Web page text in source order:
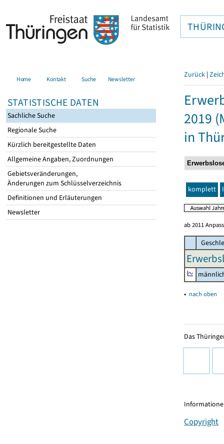
Home Kontakt Suche Newsletter
STATISTISCHE DATEN
Sachliche Suche
Regionale Suche
Kürzlich bereitgestellte Daten
Allgemeine Angaben, Zuordnungen
Gebietsveränderungen,
Änderungen zum Schlüsselverzeichnis
Definitionen und Erläuterungen
Newsletter
Zurück |
2019
in
komplett
ab 2011
▴ nach oben
Das
Copyright